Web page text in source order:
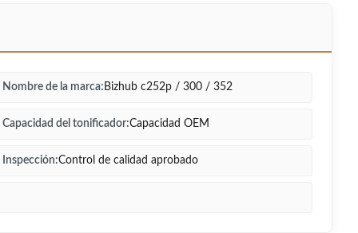
Nombre de la marca: Bizhub c252p / 300 / 352
Capacidad del tonificador:Capacidad OEM
Inspección:Control de calidad aprobado